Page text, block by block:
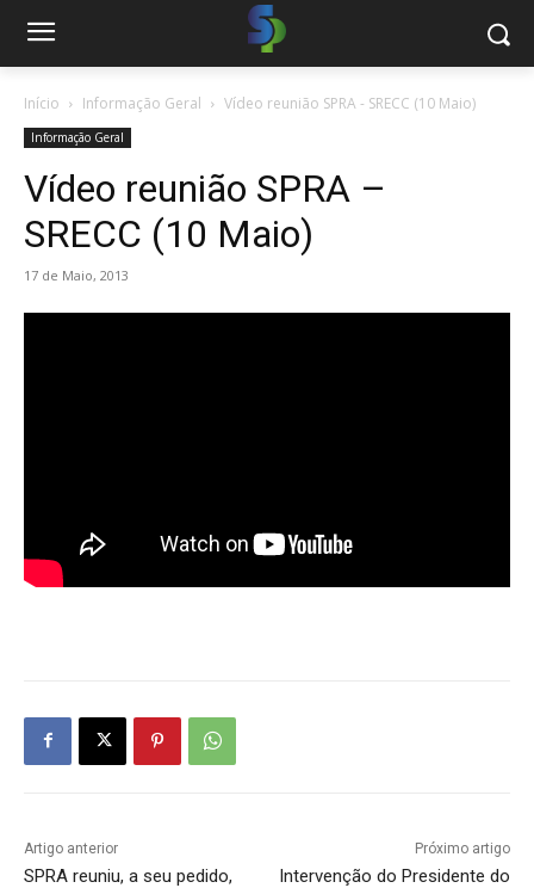
Início Informação Geral Vídeo reunião SPRA - SRECC (10 Maio)
Informação Geral
Vídeo reunião SPRA –
SRECC (10 Maio)
17 de Maio, 2013
Artigo anterior
SPRA reuniu, a seu pedido,
Próximo artigo
Intervenção do Presidente do